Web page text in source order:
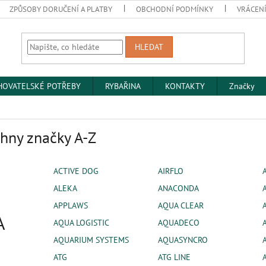
ZPŮSOBY DORUČENÍ A PLATBY OBCHODNÍ PODMÍNKY
HLEDAT
POTŘEBY RYBAŘINA KONTAKTY Značky
značky A-Z
ACTIVE DOG AIRFLO
ALEKA
ANACONDA
APPLAWS
AQUA CLEAR
AQUA LOGISTIC
AQUADECO
AQUARIUM SYSTEMS
AQUASYNCRO
ATG
ATG LINE